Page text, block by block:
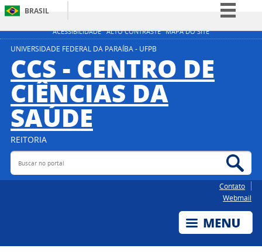
ACESSIBILIDADE ALTO CONTRASTE MAPA DO SITE
BRASIL
Simplifique!
Participe
Acesso à informação
Legislação
UNIVERSIDADE FEDERAL DA PARAÍBA - UFPB
CCS - CENTRO DE
CIÊNCIAS DA
SAÚDE
REITORIA
Buscar no portal
Contato
Webmail